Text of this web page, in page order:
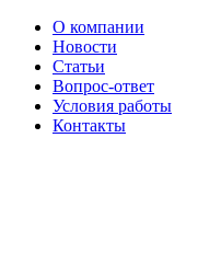
О компании
Новости
Статьи
Вопрос-ответ
Условия работы
Контакты